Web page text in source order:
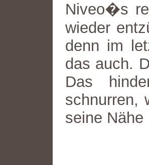
Niveo�s
wieder
denn im
das auch.
Das
schnurren,
seine